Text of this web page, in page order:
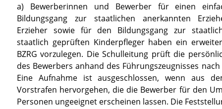
a) Bewerberinnen und Bewerber für einen
Bildungsgang zur staatlichen anerkannten
Erzieher sowie für den Bildungsgang zur
staatlich geprüften Kinderpfleger haben ein erweiter
BZRG vorzulegen. Die Schulleitung prüft die
des Bewerbers anhand des Führungszeugnisses
Eine Aufnahme ist ausgeschlossen, wenn aus
Vorstrafen hervorgehen, die die Bewerber für den
Personen ungeeignet erscheinen lassen. Die